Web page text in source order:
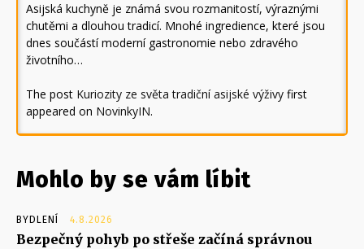
Asijská kuchyně je známá svou rozmanitostí, výraznými
chutěmi a dlouhou tradicí. Mnohé ingredience, které jsou
dnes součástí moderní gastronomie nebo zdravého
životního…
The post Kuriozity ze světa tradiční asijské výživy first
appeared on NovinkyIN.
Mohlo by se vám líbit
BYDLENÍ 4.8.2026
Bezpečný pohyb po střeše začíná správnou